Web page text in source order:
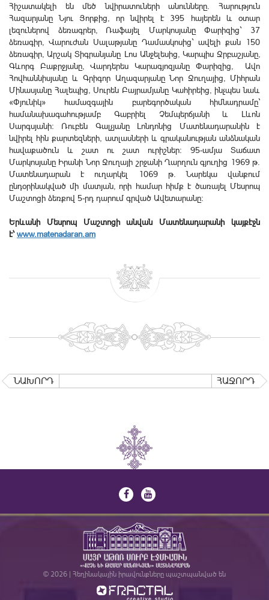
Հիշատակելի են մեծ նվիրատուների անունները. Հարություն
Հազարյանը Նյու Յորքից, որ նվիրել է 395 հայերեն և օտար
լեզուներով ձեռագրեր, Ռաֆայել Մարկոսյանը Փարիզից` 37
ձեռագիր, Վարուժան Սալաթյանը Դամասկոսից` ավելի քան 150
ձեռագիր, Արշակ Տիգրանյանը Լոս Անջելեսից, Կարպիս Ջրբաշյանը,
Գևորգ Բաքրջյանը, Վարդերես Կարագյոզյանը Փարիզից, Ավո
Հովհաննիսյանը և Գրիգոր Աղազարյանը Նոր Ջուղայից, Միհրան
Մինասյանը Հալեպից, Սուրեն Բայրամյանը Կահիրեից, ինչպես նաև
«Փյունիկ» համազգային բարեգործական հիմնադրամը`
համանախագահությամբ Գաբրիել Չեմպերճյանի և Լևոն
Սարգսյանի: Ռուբեն Գալչյանը Լոնդոնից Մատենադարանին է
նվիրել հին քարտեզների, ատլասների և գրականության անձնական
հավաքածուն և շատ ու շատ ուրիշներ: 95-ամյա Տաճատ
Մարկոսյանը Իրանի Նոր Ջուղայի շրջանի Ղարղուն գյուղից 1969 թ.
Մատենադարան է ուղարկել 1069 թ. Նարեկա վանքում
ընդօրինակված մի մատյան, որի համար հիմք է ծառայել Մեսրոպ
Մաշտոցի ձեռքով 5-րդ դարում գրված Ավետարանը:
Երևանի Մեսրոպ Մաշտոցի անվան Մատենադարանի կայքէջն
է՝www.matenadaran.am
ՆԱԽՈՐԴ ՀԱՋՈՐԴ
© 2026 | Հեղինակային իրավունքները պաշտպանված են